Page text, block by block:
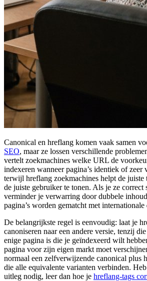
Canonical en hreflang komen vaak samen
SEO, maar ze lossen verschillende
vertelt zoekmachines welke URL de
indexeren wanneer pagina’s identiek of zeer
terwijl hreflang zoekmachines helpt de juiste
de juiste gebruiker te tonen. Als je ze correct
verminder je verwarring door dubbele
pagina’s worden gematcht met internationale
De belangrijkste regel is eenvoudig: laat je
canoniseren naar een andere versie, tenzij
enige pagina is die je geïndexeerd wilt
pagina voor zijn eigen markt moet
normaal een zelfverwijzende canonical plus
die alle equivalente varianten verbinden.
uitleg nodig, leer dan hoe je hreflang-tags